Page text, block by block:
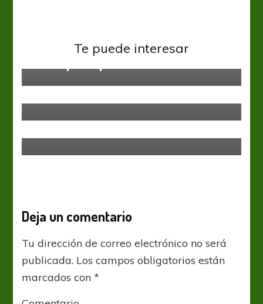
Te puede interesar
Rosario Central San Lorenzo
Deja un comentario
Tu dirección de correo electrónico no será
publicada. Los campos obligatorios están
marcados con*